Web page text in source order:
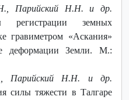
Парийский Н.Н. и др.
регистрации земных
гравиметром «Аскания»
деформации Земли. М.:
Парийский Н.Н. и др.
силы тяжести в Талгаре